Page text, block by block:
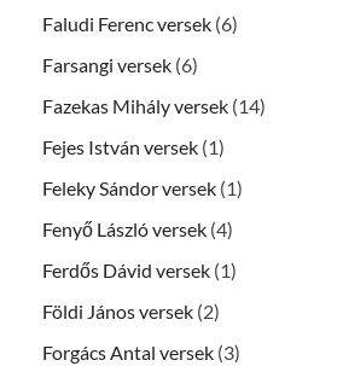
Faludi Ferenc versek (6)
Farsangi versek (6)
Fazekas Mihály versek (14)
Fejes István versek (1)
Feleky Sándor versek (1)
Fenyő László versek (4)
Ferdős Dávid versek (1)
Földi János versek (2)
Forgács Antal versek (3)